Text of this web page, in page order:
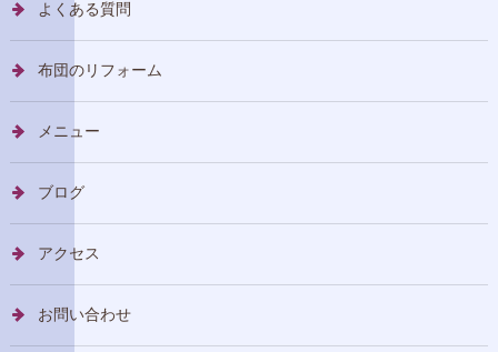
よくある質問
布団のリフォーム
メニュー
ブログ
アクセス
お問い合わせ